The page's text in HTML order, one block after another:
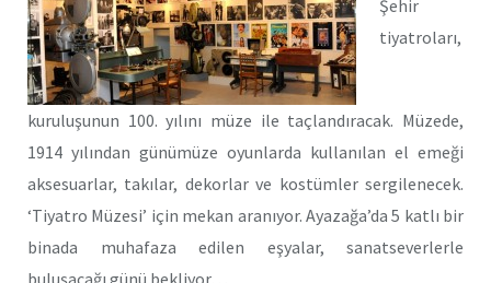
Şehir
tiyatroları,
kuruluşunun 100. yılını müze ile taçlandıracak. Müzede,
1914 yılından günümüze oyunlarda kullanılan el emeği
aksesuarlar, takılar, dekorlar ve kostümler sergilenecek.
‘Tiyatro Müzesi’ için mekan aranıyor. Ayazağa’da 5 katlı bir
binada muhafaza edilen eşyalar, sanatseverlerle
buluşacağı günü bekliyor…